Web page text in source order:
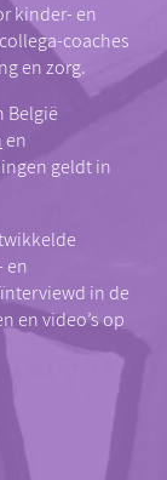
kinder- en
coaches
en zorg.
België
en
geldt in
en
in de
en video’s op